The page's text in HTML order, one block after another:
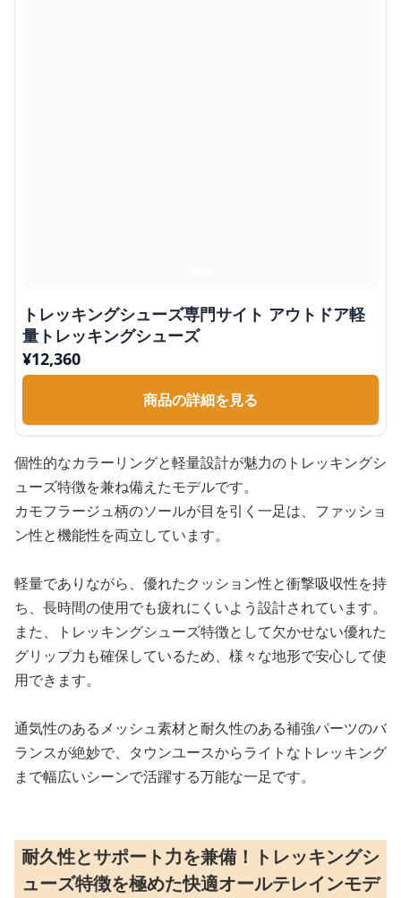
トレッキングシューズ専門サイト アウトドア軽
量トレッキングシューズ
¥12,360
商品の詳細を見る
個性的なカラーリングと軽量設計が魅力のトレッキングシ
ューズ特徴を兼ね備えたモデルです。
カモフラージュ柄のソールが目を引く一足は、ファッショ
ン性と機能性を両立しています。
軽量でありながら、優れたクッション性と衝撃吸収性を持
ち、長時間の使用でも疲れにくいよう設計されています。
また、トレッキングシューズ特徴として欠かせない優れた
グリップ力も確保しているため、様々な地形で安心して使
用できます。
通気性のあるメッシュ素材と耐久性のある補強パーツのバ
ランスが絶妙で、タウンユースからライトなトレッキング
まで幅広いシーンで活躍する万能な一足です。
耐久性とサポート力を兼備！トレッキングシ
ューズ特徴を極めた快適オールテレインモデ